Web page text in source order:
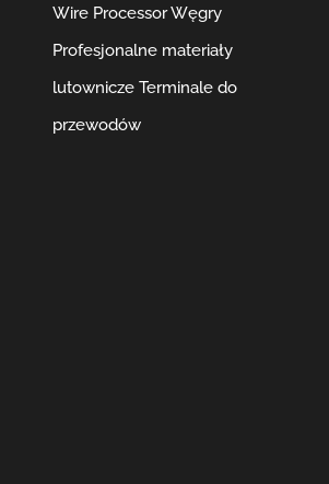
Wire Processor Węgry
Profesjonalne materiały
lutownicze Terminale do
przewodów